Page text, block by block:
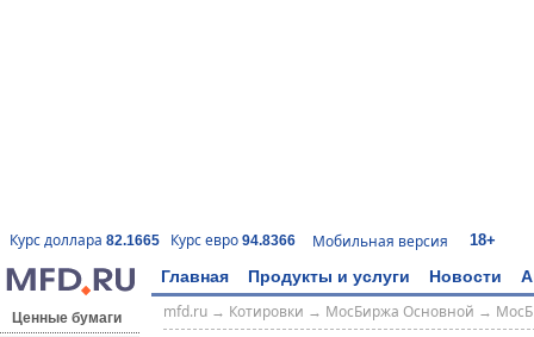
Курс доллара 82.1665 Курс евро 94.8366 Мобильная версия 18+
Главная Продукты и услуги Новости
Ценные бумаги
mfd.ru→ Котировки → МосБиржа Основной →